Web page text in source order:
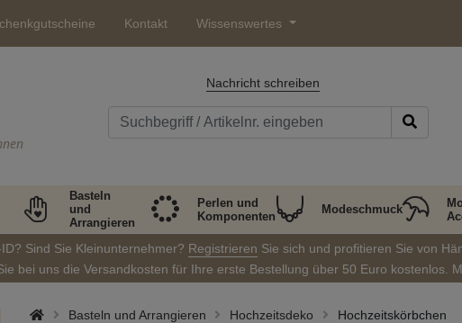
Kontakt Wissenswertes
Nachricht schreiben
Basteln
und
Arrangieren
Perlen und
Komponenten
Modeschmuck
Sind Sie Kleinunternehmer? Registrieren Sie sich und profitieren Sie von
bei uns die Versandkosten für Ihre erste Bestellung über 50 Euro kostenlos.
Basteln und Arrangieren Hochzeitsdeko Hochzeitskörbchen